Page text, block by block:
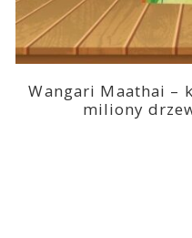
Wangari Maathai –
miliony